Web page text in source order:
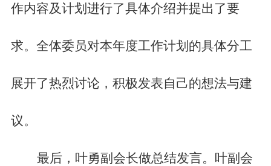
作内容及计划进行了具体介绍并提出了要
求。全体委员对本年度工作计划的具体分工
展开了热烈讨论，积极发表自己的想法与建
议。
最后，叶勇副会长做总结发言。叶副会